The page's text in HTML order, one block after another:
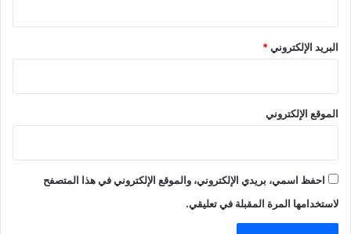
البريد الإلكتروني*
الموقع الإلكتروني
احفظ اسمي، بريدي الإلكتروني، والموقع الإلكتروني في هذا المتصفح
لاستخدامها المرة المقبلة في تعليقي.